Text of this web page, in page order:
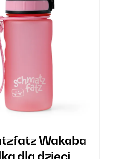
Wakaba
dla dzieci,